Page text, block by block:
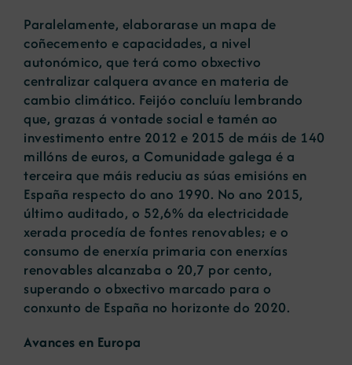
Paralelamente, elaborarase un mapa de
coñecemento e capacidades, a nivel
autonómico, que terá como obxectivo
centralizar calquera avance en materia de
cambio climático. Feijóo concluíu lembrando
que, grazas á vontade social e tamén ao
investimento entre 2012 e 2015 de máis de 140
millóns de euros, a Comunidade galega é a
terceira que máis reduciu as súas emisións en
España respecto do ano 1990. No ano 2015,
último auditado, o 52,6% da electricidade
xerada procedía de fontes renovables; e o
consumo de enerxía primaria con enerxías
renovables alcanzaba o 20,7 por cento,
superando o obxectivo marcado para o
conxunto de España no horizonte do 2020.
Avances en Europa